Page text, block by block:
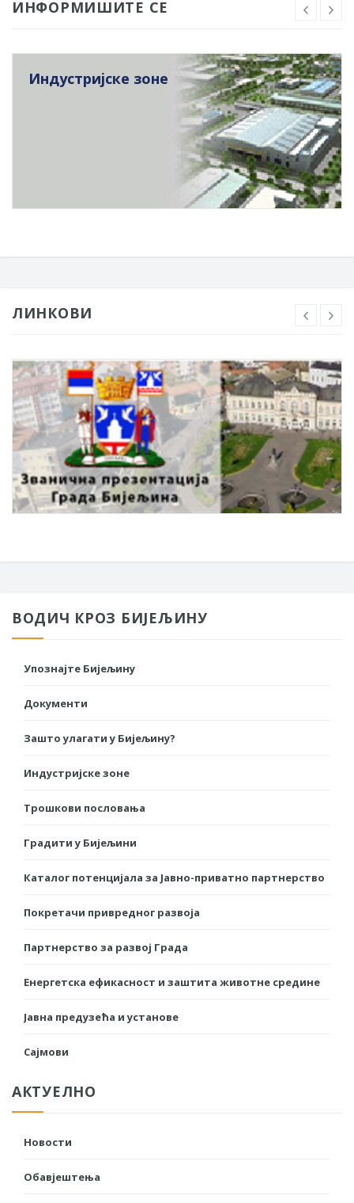
ИНФОРМИШИТЕ СЕ
Индустријске зоне
ЛИНКОВИ
ВОДИЧ КРОЗ БИЈЕЉИНУ
Упознајте Бијељину
Документи
Зашто улагати у Бијељину?
Индустријске зоне
Трошкови пословања
Градити у Бијељини
Каталог потенцијала за Јавно-приватно партнерство
Покретачи привредног развоја
Партнерство за развој Града
Енергетска ефикасност и заштита животне средине
Јавна предузећа и установе
Сајмови
АКТУЕЛНО
Новости
Обавјештења